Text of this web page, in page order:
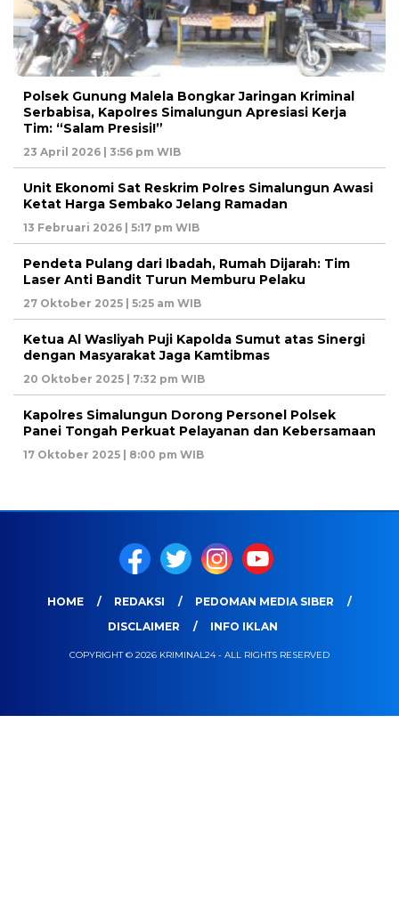
Polsek Gunung Malela Bongkar Jaringan Kriminal
Serbabisa, Kapolres Simalungun Apresiasi Kerja
Tim: “Salam Presisi!”
23 April 2026 | 3:56 pm WIB
Unit Ekonomi Sat Reskrim Polres Simalungun Awasi
Ketat Harga Sembako Jelang Ramadan
13 Februari 2026 | 5:17 pm WIB
Pendeta Pulang dari Ibadah, Rumah Dijarah: Tim
Laser Anti Bandit Turun Memburu Pelaku
27 Oktober 2025 | 5:25 am WIB
Ketua Al Wasliyah Puji Kapolda Sumut atas Sinergi
dengan Masyarakat Jaga Kamtibmas
20 Oktober 2025 | 7:32 pm WIB
Kapolres Simalungun Dorong Personel Polsek
Panei Tongah Perkuat Pelayanan dan Kebersamaan
17 Oktober 2025 | 8:00 pm WIB
HOME REDAKSI
PEDOMAN MEDIA SIBER
DISCLAIMER
INFO IKLAN
COPYRIGHT © 2026 KRIMINAL24 - ALL RIGHTS RESERVED